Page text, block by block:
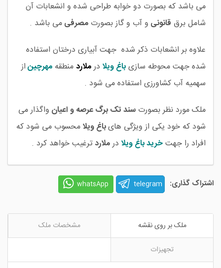
می باشد که بصورت دو خوابه طراحی شده و انشعابات آن
شامل برق قانونی و آب و گاز بصورت مصرفیمی باشد .
علاوه بر انشعابات ذکر شده جهت آبیاری درختان استفاده
شده جهت محوطه سازیباغ ویلا درملاردمنطقه مهرچیناز
سهمیه آب کشاورزی استفاده می شود .
ملک مورد نظر بصورت سند تک برگ عرصه و اعیان واگذار می
شود که خود یکی از ویژگی هایباغ ویلامحسوب می شود که
افراد را جهتخرید باغ ویلا درملاردترغیب خواهد کرد .
اشتراک گذاری: telegram
whatsApp
ملک بر روی نقشه مشخصات ملک
تجهیزات